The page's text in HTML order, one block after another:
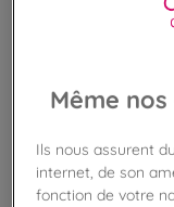
Même
Ils nous assurent
internet, de son
fonction de votre